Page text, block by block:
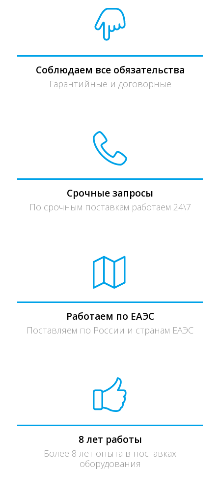
Соблюдаем все обязательства
Гарантийные и договорные
Срочные запросы
По срочным поставкам работаем 24\7
Работаем по ЕАЭС
Поставляем по России и странам ЕАЭС
8 лет работы
Более 8 лет опыта в поставках
оборудования